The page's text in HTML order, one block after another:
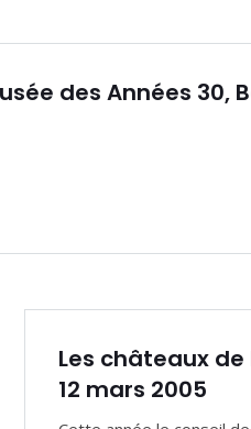
des Années 30,
Les châteaux de
12 mars 2005